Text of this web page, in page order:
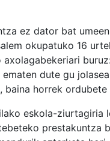
ez dator bat
okupatuko 16
dute gu
horrek
eskola-
prestakuntza